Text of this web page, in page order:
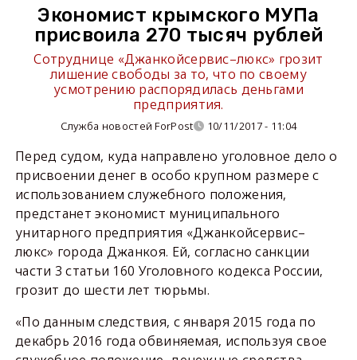
Экономист крымского МУПа
присвоила 270 тысяч рублей
Сотруднице «Джанкойсервис–люкс» грозит
лишение свободы за то, что по своему
усмотрению распорядилась деньгами
предприятия.
Служба новостей ForPost 10/11/2017 - 11:04
Перед судом, куда направлено уголовное дело о
присвоении денег в особо крупном размере с
использованием служебного положения,
предстанет экономист муниципального
унитарного предприятия «Джанкойсервис–
люкс» города Джанкоя. Ей, согласно санкции
части 3 статьи 160 Уголовного кодекса России,
грозит до шести лет тюрьмы.
«По данным следствия, с января 2015 года по
декабрь 2016 года обвиняемая, используя свое